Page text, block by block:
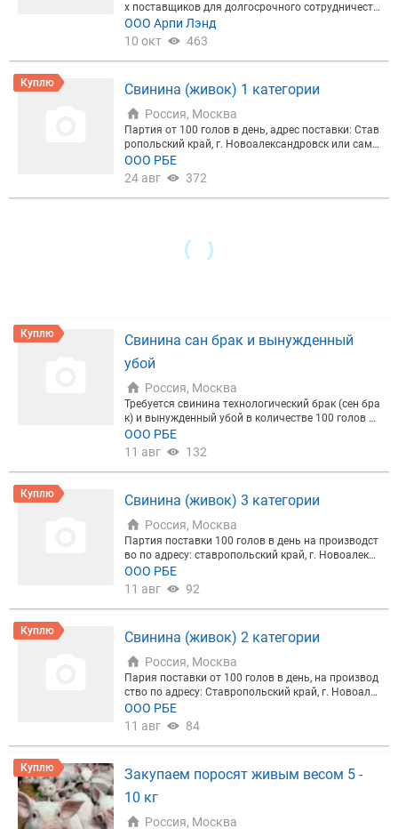
х поставщиков для долгосрочного сотрудничеств
а по контракту свиней товарных живым весом (8
0-90 кг 1 категории свинины и 250-300 кг свинома
им полный комплект вет.сертификации .
ООО Арпи Лэнд
10 окт
463
Куплю Свинина (живок) 1 категории
Россия, Москва
Партия от 100 голов в день, адрес поставки: Став
ропольский край, г. Новоалександровск или само
вывоз.
ООО РБЕ
24 авг
372
Куплю
Свинина сан брак и вынужденный
убой
Россия, Москва
Требуется свинина технологический брак (сен бра
к) и вынужденный убой в количестве 100 голов ка
ждого вида на производство по адресу: Ставропо
льский край, г. Новоалександровск или самовыво
ООО РБЕ
11 авг
132
Куплю Свинина (живок) 3 категории
Россия, Москва
Партия поставки 100 голов в день на производст
во по адресу: ставропольский край, г. Новоалекса
ндровск или самовывоз
ООО РБЕ
11 авг
92
Куплю Свинина (живок) 2 категории
Россия, Москва
Пария поставки от 100 голов в день, на производ
ство по адресу: Ставропольский край, г. Новоале
ксандровск или самовывоз
ООО РБЕ
11 авг
84
Куплю
Закупаем поросят живым весом 5 -
10 кг
Россия, Москва